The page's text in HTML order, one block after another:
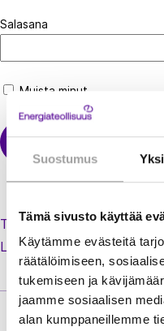
Suostumus
Tämä sivusto käyttää
Käytämme evästeitä
räätälöimiseen,
tukemiseen ja
jaamme sosiaalisen
alan kumppaneillemme
Salasana
Muista minut
Tilaa uusi salasana
Luo käyttäjätili